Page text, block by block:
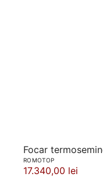
Focar
ROMOTOP
17.340,00 lei